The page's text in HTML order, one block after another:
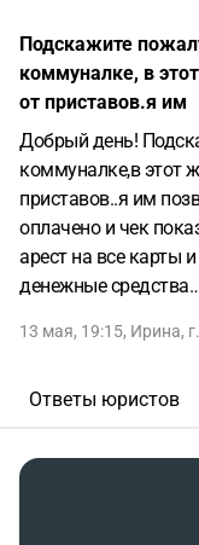
Подскажите
коммуналке, в
от приставов.я им
Добрый день!
коммуналке,в этот
приставов..я им
оплачено и чек
арест на все карты
денежные
13 мая, 19:15, Ирина,
Ответы юристов